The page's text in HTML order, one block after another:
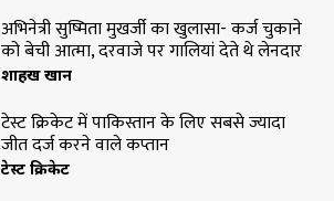
अभिनेत्री सुष्मिता मुखर्जी का खुलासा- कर्ज चुकाने
को बेची आत्मा, दरवाजे पर गालियां देते थे लेनदार
शाहरुख खान
टेस्ट क्रिकेट में पाकिस्तान के लिए सबसे ज्यादा
जीत दर्ज करने वाले कप्तान
टेस्ट क्रिकेट